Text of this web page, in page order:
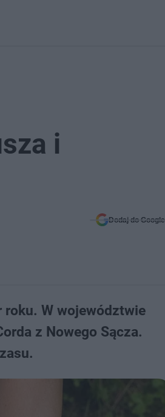
i
Dodaj do Google
roku. W województwie
z Nowego Sącza.